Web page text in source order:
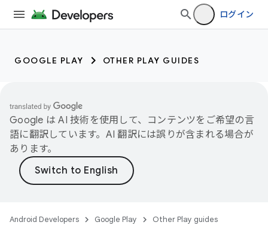
ログイン
GOOGLE PLAY OTHER PLAY GUIDES
Google は AI 技術を使用して、コンテンツをご希望の言
語に翻訳しています。AI 翻訳には誤りが含まれる場合が
あります。
Android Developers Google Play Other Play guides